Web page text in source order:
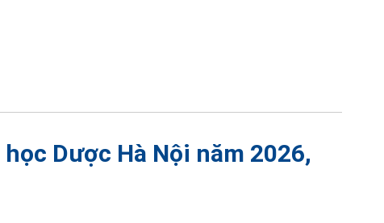
Dược Hà Nội năm 2026,